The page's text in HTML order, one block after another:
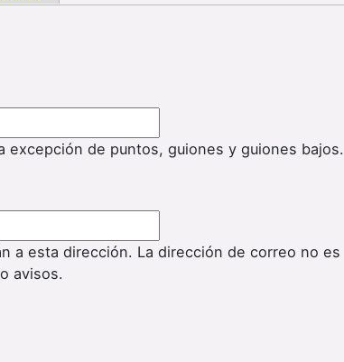
de puntos, guiones y guiones bajos.
a esta dirección. La dirección de correo no es
avisos.